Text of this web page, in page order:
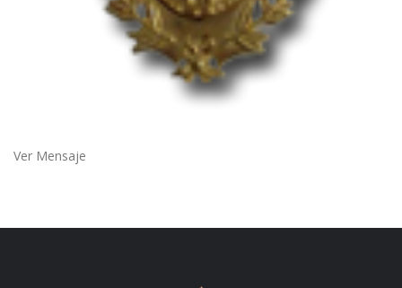
Ver Mensaje